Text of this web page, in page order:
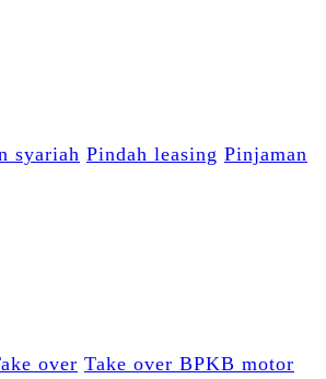
syariah Pindah leasing Pinjaman
over Take over BPKB motor